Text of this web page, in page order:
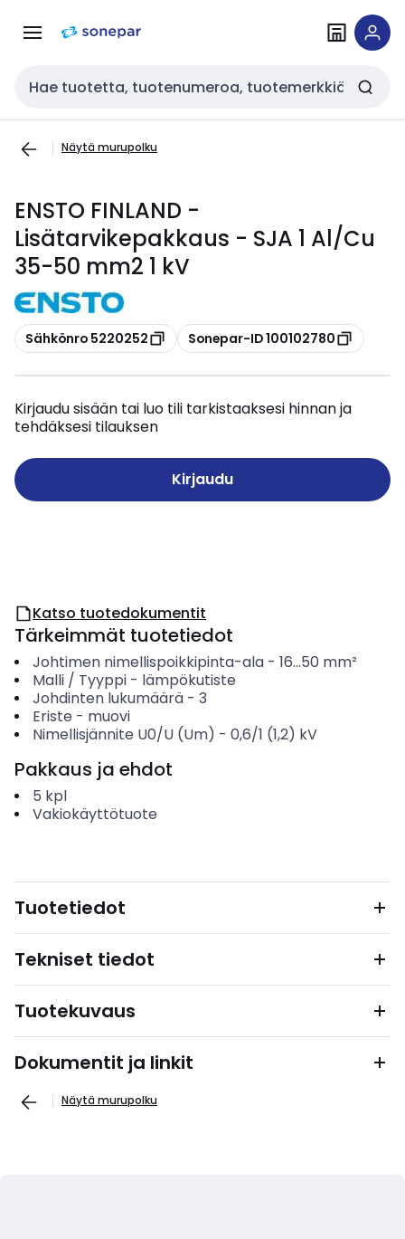
navigointiinsisältöön
Haku
Näytä murupolku
ENSTO FINLAND -
Lisätarvikepakkaus - SJA 1 Al/Cu
35-50 mm2 1 kV
Kopioi
Sähkönro 5220252 Kopioi
Sonepar-ID 100102780
Kirjaudu sisään tai luo tili tarkistaaksesi hinnan ja
tehdäksesi tilauksen
Kirjaudu
Katso tuotedokumentit
Tärkeimmät tuotetiedot
Johtimen nimellispoikkipinta-ala- 16...50 mm²
Malli / Tyyppi- lämpökutiste
Johdinten lukumäärä- 3
Eriste - muovi
Nimellisjännite U0/U (Um) - 0,6/1 (1,2) kV
Pakkaus ja ehdot
5 kpl
Vakiokäyttötuote
Tuotetiedot
Tekniset tiedot
Tuotekuvaus
Dokumentit ja linkit
Näytä murupolku